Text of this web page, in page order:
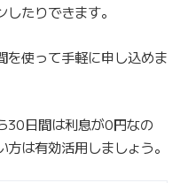
たりできます。
を使って手軽に申し込めま
30日間は利息が0円なの
は有効活用しましょう。